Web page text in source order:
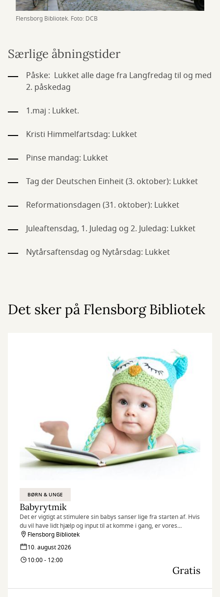
Flensborg Bibliotek. Foto: DCB
Særlige åbningstider
Påske: Lukket alle dage fra Langfredag til og med
2. påskedag
1.maj : Lukket.
Kristi Himmelfartsdag: Lukket
Pinse mandag: Lukket
Tag der Deutschen Einheit (3. oktober): Lukket
Reformationsdagen (31. oktober): Lukket
Juleaftensdag, 1. Juledag og 2. Juledag: Lukket
Nytårsaftensdag og Nytårsdag: Lukket
Det sker på Flensborg Bibliotek
BØRN & UNGE
Babyrytmik
Det er vigtigt at stimulere sin babys sanser lige fra starten af. Hvis
du vil have lidt hjælp og input til at komme i gang, er vores
babyrytmik-sessions på biblioteket måske det rigtige tilbud til dig.
Husk at tilmelde dig senest dagen før!
Flensborg Bibliotek
10. august 2026
10:00 - 12:00
Gratis